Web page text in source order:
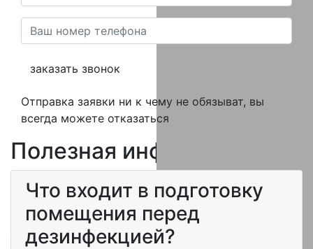
заказать звонок
Отправка заявки ни к чему не обязыват, вы
всегда можете отказаться
Полезная информация
Что входит в подготовку
помещения перед
дезинфекцией?